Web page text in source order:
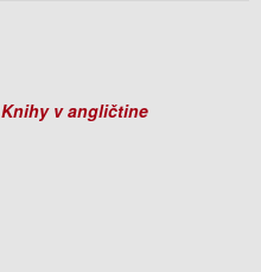
Knihy v angličtine